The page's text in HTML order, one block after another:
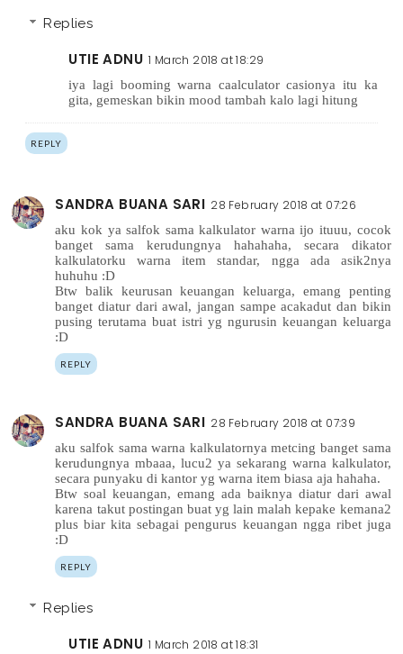
Replies
UTIE ADNU 1 March 2018 at 18:29
iya lagi booming warna caalculator casionya itu ka
gita, gemeskan bikin mood tambah kalo lagi hitung
REPLY
SANDRA BUANA SARI 28 February 2018 at 07:26
aku kok ya salfok sama kalkulator warna ijo ituuu, cocok
banget sama kerudungnya hahahaha, secara dikator
kalkulatorku warna item standar, ngga ada asik2nya
huhuhu :D
Btw balik keurusan keuangan keluarga, emang penting
banget diatur dari awal, jangan sampe acakadut dan bikin
pusing terutama buat istri yg ngurusin keuangan keluarga
:D
REPLY
SANDRA BUANA SARI 28 February 2018 at 07:39
aku salfok sama warna kalkulatornya metcing banget sama
kerudungnya mbaaa, lucu2 ya sekarang warna kalkulator,
secara punyaku di kantor yg warna item biasa aja hahaha.
Btw soal keuangan, emang ada baiknya diatur dari awal
karena takut postingan buat yg lain malah kepake kemana2
plus biar kita sebagai pengurus keuangan ngga ribet juga
:D
REPLY
Replies
UTIE ADNU 1 March 2018 at 18:31